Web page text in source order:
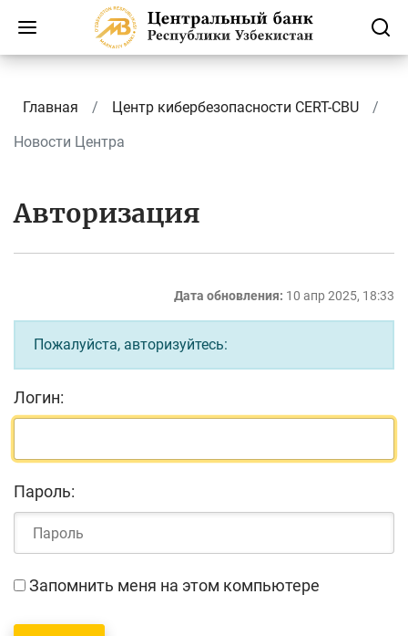
Главная
Центр кибербезопасности CERT-CBU
Новости Центра
Авторизация
Дата обновления: 10 апр 2025, 18:33
Пожалуйста, авторизуйтесь:
Логин:
Пароль:
Запомнить меня на этом компьютере